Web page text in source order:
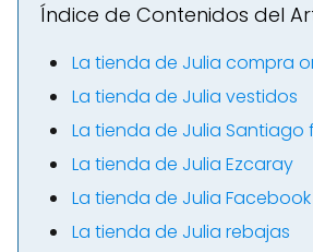
Índice de Contenidos del
La tienda de Julia compra
La tienda de Julia vestidos
La tienda de Julia Santiago
La tienda de Julia Ezcaray
La tienda de Julia Facebook
La tienda de Julia rebajas